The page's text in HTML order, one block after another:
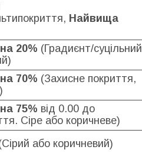
Найвища
20% (Градиєнт/суцільний
70% (Захисне покриття,
75% від 0.00 до
Сіре або коричневе)
або коричневий)